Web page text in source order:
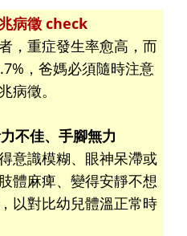
病徵 check
，重症發生率愈高，而
，爸媽必須隨時注意
病徵。
不佳、手腳無力
意識模糊、眼神呆滯或
體麻痺、變得安靜不想
以對比幼兒體溫正常時